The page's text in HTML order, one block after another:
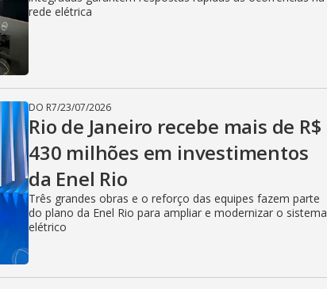
i
d
e
o
rede elétrica
DO R7/23/07/2026
Rio de Janeiro recebe mais de R$
430 milhões em investimentos
da Enel Rio
Três grandes obras e o reforço das equipes fazem parte
do plano da Enel Rio para ampliar e modernizar o sistema
elétrico